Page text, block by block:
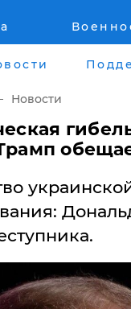
Города
Луганск
Киев
Днепр
Львов
Новости